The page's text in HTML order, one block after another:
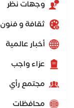
وجهات نظر
ثقافة و فنون
أخبار عالمية
عزاء واجب
مجتمع رأي
محافظات